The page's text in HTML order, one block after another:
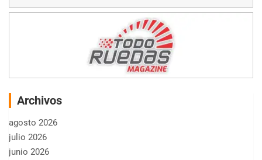
Archivos
agosto 2026
julio 2026
junio 2026